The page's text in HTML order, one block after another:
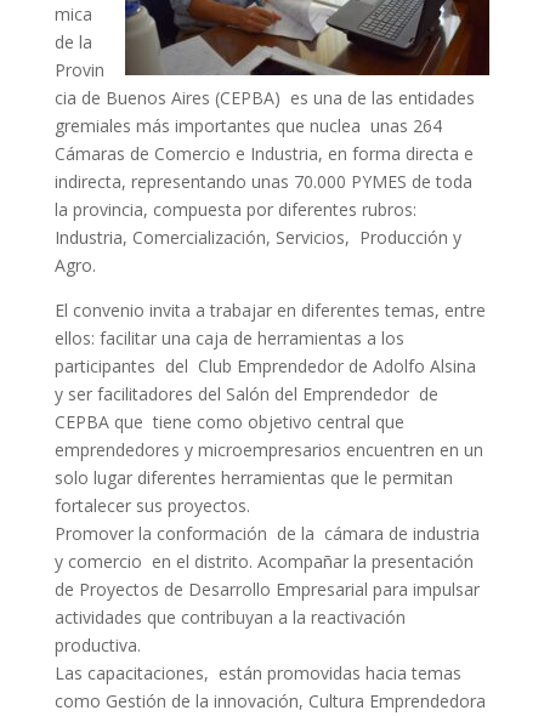
mica
de la
Provin
cia de Buenos Aires (CEPBA) es una de las entidades
gremiales más importantes que nuclea unas 264
Cámaras de Comercio e Industria, en forma directa e
indirecta, representando unas 70.000 PYMES de toda
la provincia, compuesta por diferentes rubros:
Industria, Comercialización, Servicios, Producción y
Agro.
El convenio invita a trabajar en diferentes temas, entre
ellos: facilitar una caja de herramientas a los
participantes del Club Emprendedor de Adolfo Alsina
y ser facilitadores del Salón del Emprendedor de
CEPBA que tiene como objetivo central que
emprendedores y microempresarios encuentren en un
solo lugar diferentes herramientas que le permitan
fortalecer sus proyectos.
Promover la conformación de la cámara de industria
y comercio en el distrito. Acompañar la presentación
de Proyectos de Desarrollo Empresarial para impulsar
actividades que contribuyan a la reactivación
productiva.
Las capacitaciones, están promovidas hacia temas
como Gestión de la innovación, Cultura Emprendedora